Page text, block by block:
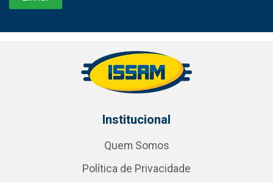
Institucional
Quem Somos
Política de Privacidade